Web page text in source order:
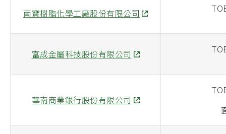
南寶樹脂化學工廠股份有限公司
富成金屬科技股份有限公司
華南商業銀行股份有限公司